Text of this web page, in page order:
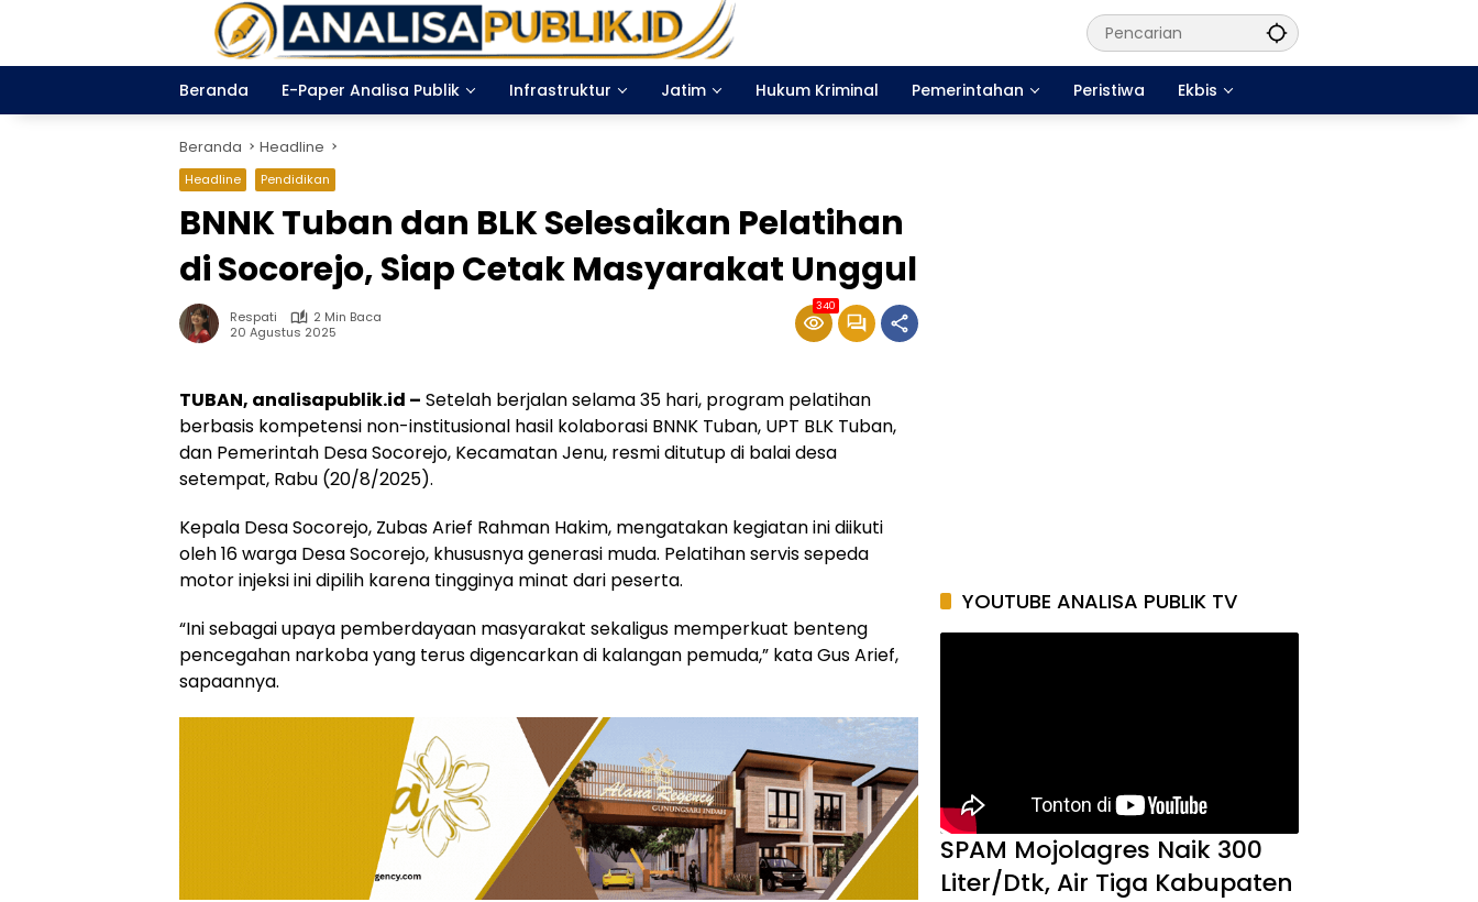
Beranda
E-Paper Analisa Publik Infrastruktur Jatim Hukum Kriminal Pemerintahan Peristiwa Ekbis
Beranda Headline
Headline Pendidikan
BNNK Tuban dan BLK Selesaikan Pelatihan
di Socorejo, Siap Cetak Masyarakat Unggul
Respati
2 Min Baca
20 Agustus 2025
340
TUBAN, analisapublik.id – Setelah berjalan selama 35 hari, program pelatihan
berbasis kompetensi non-institusional hasil kolaborasi BNNK Tuban, UPT BLK Tuban,
dan Pemerintah Desa Socorejo, Kecamatan Jenu, resmi ditutup di balai desa
setempat, Rabu (20/8/2025).
Kepala Desa Socorejo, Zubas Arief Rahman Hakim, mengatakan kegiatan ini diikuti
oleh 16 warga Desa Socorejo, khususnya generasi muda. Pelatihan servis sepeda
motor injeksi ini dipilih karena tingginya minat dari peserta.
“Ini sebagai upaya pemberdayaan masyarakat sekaligus memperkuat benteng
pencegahan narkoba yang terus digencarkan di kalangan pemuda,” kata Gus Arief,
sapaannya.
YOUTUBE ANALISA PUBLIK TV
SPAM Mojolagres Naik 300
Liter/Dtk, Air Tiga Kabupaten